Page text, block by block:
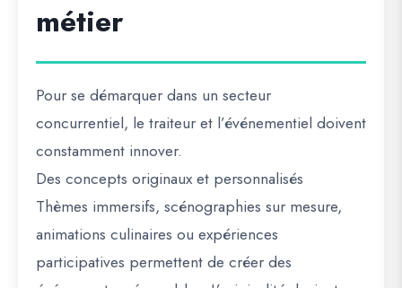
métier
Pour se démarquer dans un secteur
concurrentiel, le traiteur et l’événementiel doivent
constamment innover.
Des concepts originaux et personnalisés
Thèmes immersifs, scénographies sur mesure,
animations culinaires ou expériences
participatives permettent de créer des